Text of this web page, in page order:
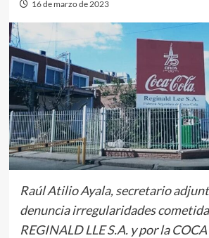
16 de marzo de 2023
Raúl Atilio Ayala, secretario
denuncia irregularidades
REGINALD LLE S.A. y por la